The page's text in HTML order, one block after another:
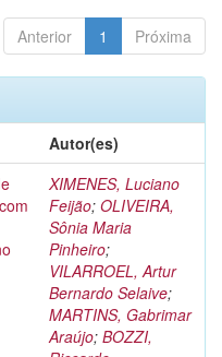
Anterior 1 Próxima
Autor(es)
XIMENES, Luciano
Feijão; OLIVEIRA,
Sônia Maria
Pinheiro;
VILARROEL, Artur
Bernardo Selaive;
MARTINS, Gabrimar
Araújo; BOZZI,